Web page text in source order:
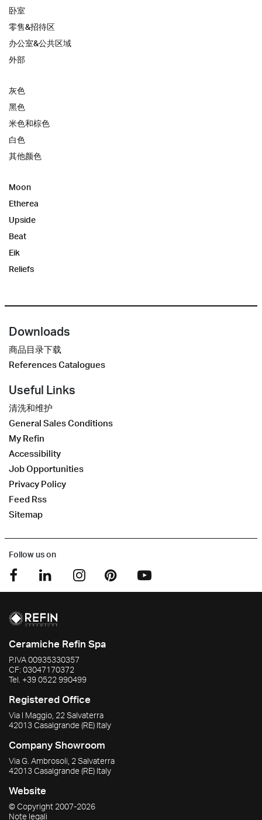
卧室
零售&招待区
办公室&公共区域
外部
灰色
黑色
米色和棕色
白色
其他颜色
Moon
Etherea
Upside
Beat
Eik
Reliefs
Downloads
商品目录下载
References Catalogues
Useful Links
清洗和维护
General Sales Conditions
My Refin
Accessibility
Job Opportunities
Privacy Policy
Feed Rss
Sitemap
Follow us on
Ceramiche Refin Spa
P.IVA00935330357
CF: 03047170372
Tel. +39 0522 990499
Registered Office
Via I Maggio, 22 Salvaterra
42013Casalgrande(RE) Italy
Company Showroom
Via G. Ambrosoli, 2 Salvaterra
42013Casalgrande(RE) Italy
Website
© Copyright 2007-2026
Note legali